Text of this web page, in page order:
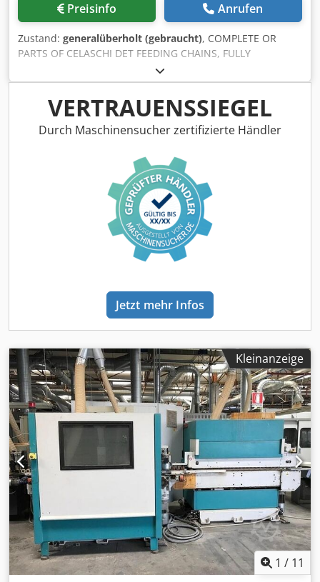
Preisinfo Anrufen
Zustand: generalüberholt (gebraucht), COMPLETE OR
PARTS OF CELASCHI DET FEEDING CHAINS, FULLY
RECONDITIONED Cjdpfxev Hmyxo Aipeha
VERTRAUENSSIEGEL
Durch Maschinensucher zertifizierte Händler
Jetzt mehr Infos
Kleinanzeige
1 / 11